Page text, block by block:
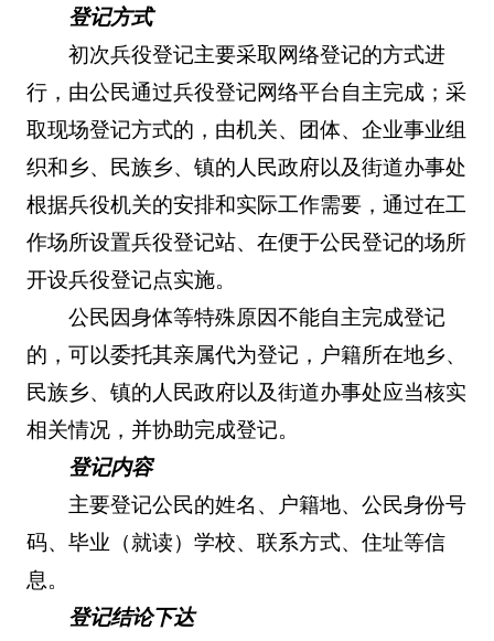
登记方式
初次兵役登记主要采取网络登记的方式进
行，由公民通过兵役登记网络平台自主完成；采
取现场登记方式的，由机关、团体、企业事业组
织和乡、民族乡、镇的人民政府以及街道办事处
根据兵役机关的安排和实际工作需要，通过在工
作场所设置兵役登记站、在便于公民登记的场所
开设兵役登记点实施。
公民因身体等特殊原因不能自主完成登记
的，可以委托其亲属代为登记，户籍所在地乡、
民族乡、镇的人民政府以及街道办事处应当核实
相关情况，并协助完成登记。
登记内容
主要登记公民的姓名、户籍地、公民身份号
码、毕业（就读）学校、联系方式、住址等信
息。
登记结论下达